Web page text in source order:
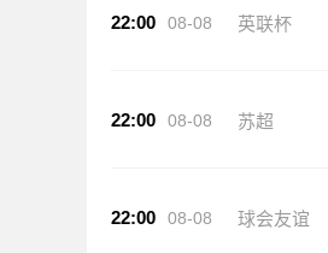
22:00 08-08 英联杯
22:00 08-08 苏超
22:00 08-08 球会友谊